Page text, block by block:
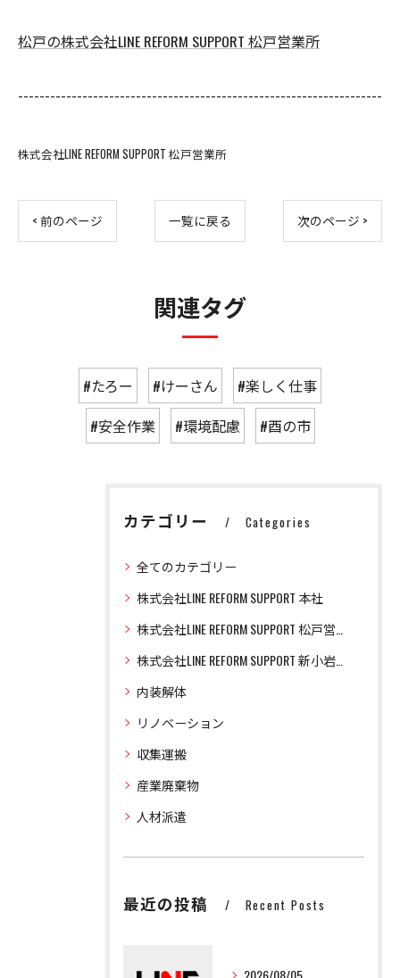
松戸の株式会社LINE REFORM SUPPORT 松戸営業所
--------------------------------------------------------------------
株式会社LINE REFORM SUPPORT 松戸営業所
< 前のページ 一覧に戻る 次のページ >
関連タグ
#たろー #けーさん
#楽しく仕事
#安全作業
#環境配慮 #酉の市
カテゴリー Categories
全てのカテゴリー
株式会社LINE REFORM SUPPORT 本社
株式会社LINE REFORM SUPPORT 松戸営業所
株式会社LINE REFORM SUPPORT 新小岩営業所
内装解体
リノベーション
収集運搬
産業廃棄物
人材派遣
最近の投稿 Recent Posts